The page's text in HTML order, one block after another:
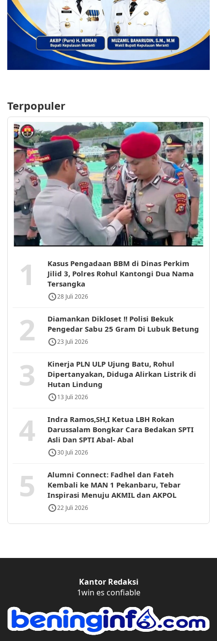
Terpopuler
1
Kasus Pengadaan BBM di Dinas Perkim
Jilid 3, Polres Rohul Kantongi Dua Nama
Tersangka
28 Juli 2026
2
Diamankan Dikloset !! Polisi Bekuk
Pengedar Sabu 25 Gram Di Lubuk Betung
23 Juli 2026
3
Kinerja PLN ULP Ujung Batu, Rohul
Dipertanyakan, Diduga Alirkan Listrik di
Hutan Lindung
13 Juli 2026
4
Indra Ramos,SH,I Ketua LBH Rokan
Darussalam Bongkar Cara Bedakan SPTI
Asli Dan SPTI Abal- Abal
30 Juli 2026
5
Alumni Connect: Fadhel dan Fateh
Kembali ke MAN 1 Pekanbaru, Tebar
Inspirasi Menuju AKMIL dan AKPOL
22 Juli 2026
Kantor Redaksi
1win es confiable